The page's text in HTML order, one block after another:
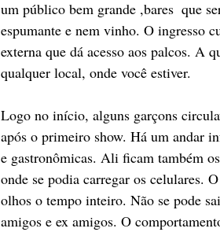
um público bem grande ,bares  que
espumante e nem vinho. O ingresso
externa que dá acesso aos palcos. A
qualquer local, onde você estiver.
Logo no início, alguns garçons
após o primeiro show. Há um andar
e gastronômicas. Ali ficam também
onde se podia carregar os celulares.
olhos o tempo inteiro. Não se pode
amigos e ex amigos. O